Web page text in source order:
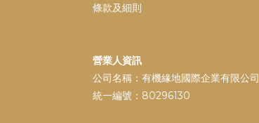
條款及細則
營業人資訊
公司名稱：有機緣地國際企業有限公司
統一編號：80296130